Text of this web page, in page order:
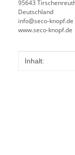
95643
Deutschland
info@seco-knopf.de
www.seco-knopf.de
Wert
Inhalt: